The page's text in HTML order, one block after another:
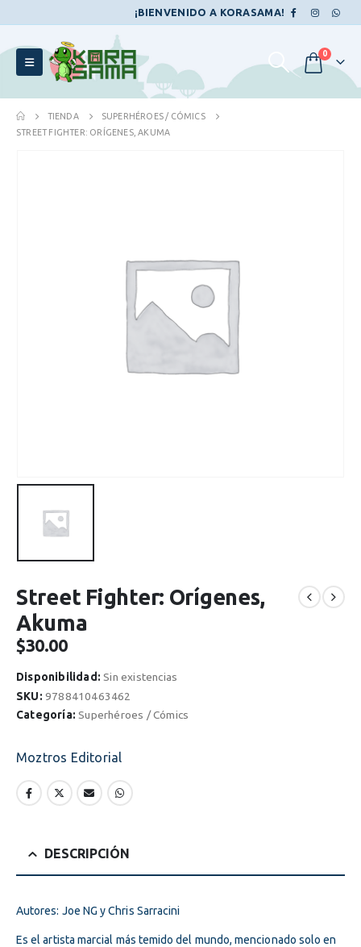
¡BIENVENIDO A KORASAMA!
0
TIENDA
SUPERHÉROES / CÓMICS
STREET FIGHTER: ORÍGENES, AKUMA
Street Fighter: Orígenes,
Akuma
$30.00
Disponibilidad:Sin existencias
SKU: 9788410463462
Categoría:Superhéroes / Cómics
Moztros Editorial
DESCRIPCIÓN
Autores: Joe NG y Chris Sarracini
Es el artista marcial más temido del mundo, mencionado solo en